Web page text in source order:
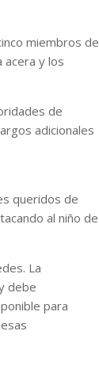
miembros de
acera y los
de
adicionales
queridos de
al niño de
La
debe
para